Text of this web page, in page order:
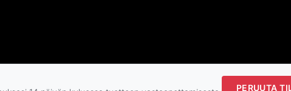
Copyright 2026 ©taidepiste.fi PERUUTA